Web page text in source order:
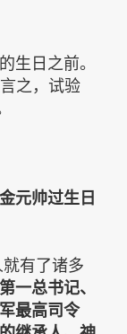
生日之前。
之，试验
元帅过生日
有了诸多
一总书记、
最高司令